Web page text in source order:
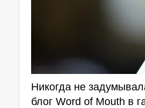
Никогда не
блог Word of Mouth в